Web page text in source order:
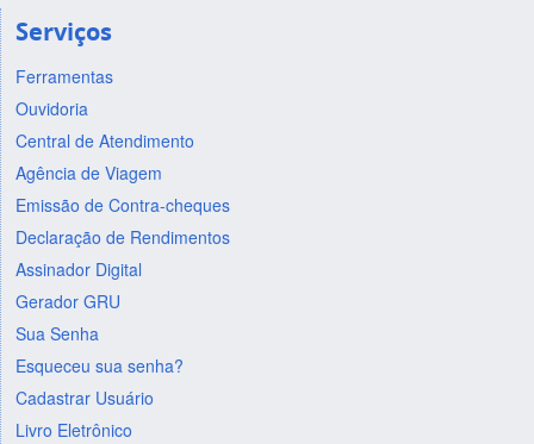
Serviços
Ferramentas
Ouvidoria
Central de Atendimento
Agência de Viagem
Emissão de Contra-cheques
Declaração de Rendimentos
Assinador Digital
Gerador GRU
Sua Senha
Esqueceu sua senha?
Cadastrar Usuário
Livro Eletrônico